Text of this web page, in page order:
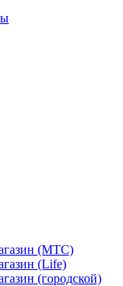
(МТС)
(Life)
(городской)